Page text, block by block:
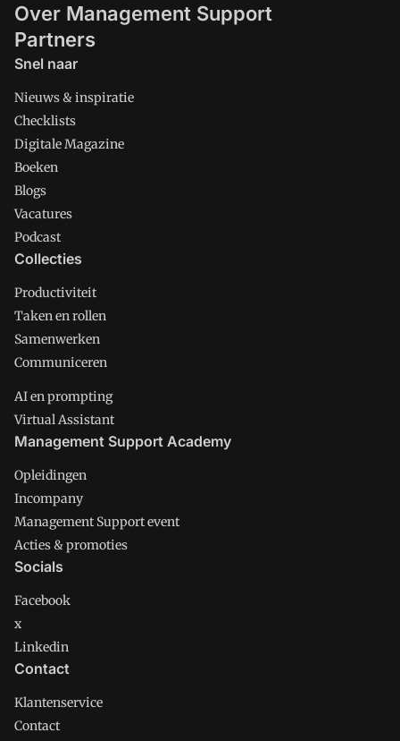
Over Management Support
Partners
Snel naar
Nieuws & inspiratie
Checklists
Digitale Magazine
Boeken
Blogs
Vacatures
Podcast
Collecties
Productiviteit
Taken en rollen
Samenwerken
Communiceren
AI en prompting
Virtual Assistant
Management Support Academy
Opleidingen
Incompany
Management Support event
Acties & promoties
Socials
Facebook
x
Linkedin
Contact
Klantenservice
Contact